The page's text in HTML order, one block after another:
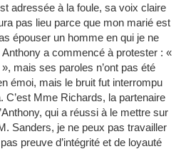
adressée à la foule, sa voix claire
pas lieu parce que mon marié est
épouser un homme en qui je ne
a commencé à protester : «
mais ses paroles n’ont pas été
émoi, mais le bruit fut interrompu
C’est Mme Richards, la partenaire
qui a réussi à le mettre sur
Sanders, je ne peux pas travailler
preuve d’intégrité et de loyauté